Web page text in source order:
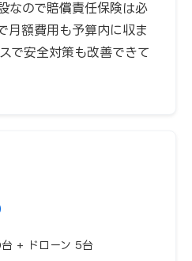
なので賠償責任保険は必
月額費用も予算内に収ま
で安全対策も改善できて
+ ドローン 5台